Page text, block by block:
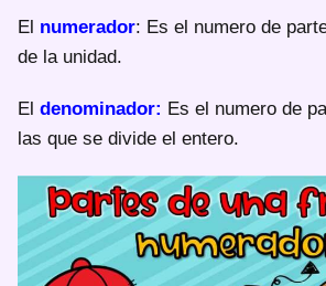
El numerador: Es el numero de
de la unidad.
El denominador: Es el numero de
las que se divide el entero.